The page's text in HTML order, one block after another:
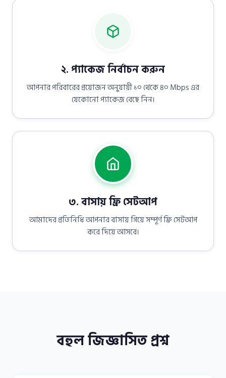
২. প্যাকেজ নির্বাচন করুন
আপনার পরিবারের প্রয়োজন অনুযায়ী ১০ থেকে ৪০ Mbps এর
যেকোনো প্যাকেজ বেছে নিন।
৩. বাসায় ফ্রি সেটআপ
আমাদের প্রতিনিধি আপনার বাসায় গিয়ে সম্পূর্ণ ফ্রি সেটআপ
করে দিয়ে আসবে।
বহুল জিজ্ঞাসিত প্রশ্ন